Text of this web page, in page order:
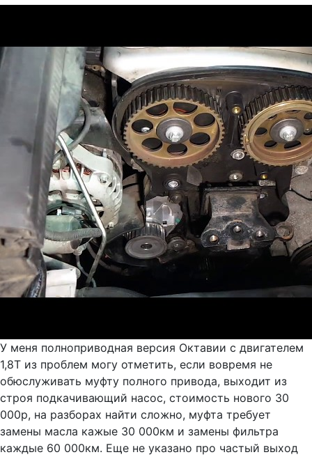
У меня полноприводная версия Октавии с двигателем
1,8Т из проблем могу отметить, если вовремя не
обюслуживать муфту полного привода, выходит из
строя подкачивающий насос, стоимость нового 30
000р, на разборах найти сложно, муфта требует
замены масла кажые 30 000км и замены фильтра
каждые 60 000км. Еще не указано про частый выход